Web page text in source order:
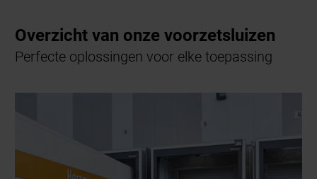
Overzicht van onze voorzetsluizen
Perfecte oplossingen voor elke toepassing